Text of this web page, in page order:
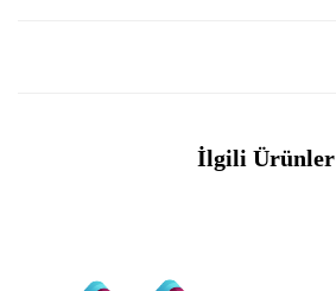
İlgili Ürünler